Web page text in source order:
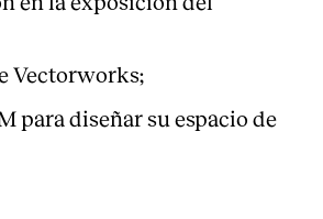
Vectorworks;
para diseñar su espacio de